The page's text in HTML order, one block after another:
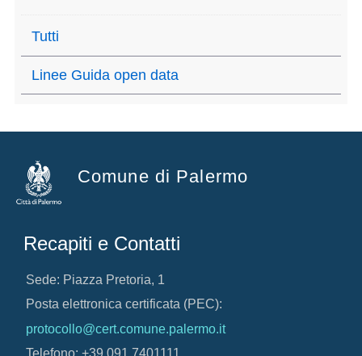
Tutti
Linee Guida open data
Comune di Palermo
Recapiti e Contatti
Sede: Piazza Pretoria, 1
Posta elettronica certificata (PEC):
protocollo@cert.comune.palermo.it
Telefono: +39 091 7401111